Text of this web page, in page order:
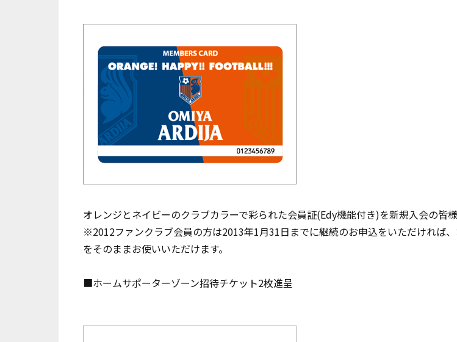
オレンジとネイビーのクラブカラーで彩られた会員証(Edy機能付き)を新規入会の皆様
※2012ファンクラブ会員の方は2013年1月31日までに継続のお申込をいただければ
をそのままお使いいただけます。
■ホームサポーターゾーン招待チケット2枚進呈